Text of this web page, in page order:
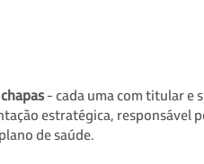
- cada uma com titular e
estratégica, responsável
de saúde.